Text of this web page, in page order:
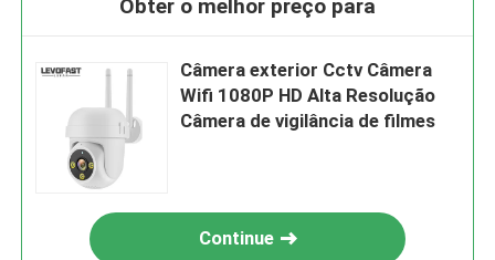
Obter o melhor preço para
Câmera exterior Cctv Câmera
Wifi 1080P HD Alta Resolução
Câmera de vigilância de filmes
Continue